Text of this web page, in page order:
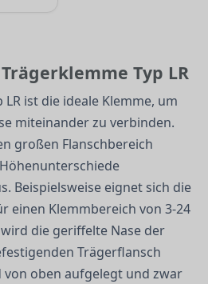
Typ LR
ist die ideale Klemme, um
miteinander zu verbinden.
großen Flanschbereich
Beispielsweise eignet sich die
einen Klemmbereich von 3-24
die geriffelte Nase der
Trägerflansch
von oben aufgelegt und zwar